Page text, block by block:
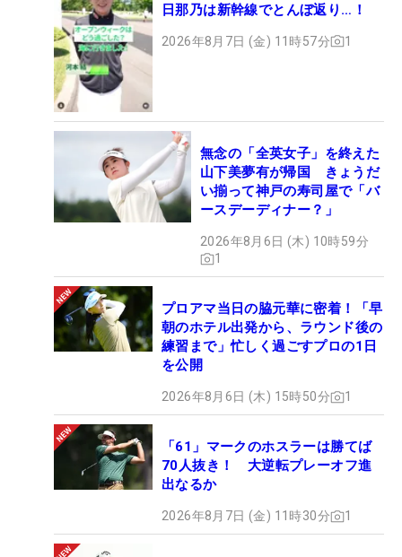
日那乃は新幹線でとんぼ返り…！
2026年8月7日 (金) 11時57分 1
無念の「全英女子」を終えた
山下美夢有が帰国 きょうだ
い揃って神戸の寿司屋で「バ
ースデーディナー？」
2026年8月6日 (木) 10時59分
1
プロアマ当日の脇元華に密着！「早
朝のホテル出発から、ラウンド後の
練習まで」忙しく過ごすプロの1日
を公開
2026年8月6日 (木) 15時50分 1
「61」マークのホスラーは勝てば
70人抜き！ 大逆転プレーオフ進
出なるか
2026年8月7日 (金) 11時30分 1